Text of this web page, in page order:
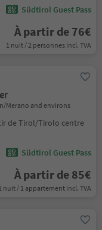
Südtirol Guest Pass
À partir de 76€
1 nuit / 2 personnes incl. TVA
Merano and environs
de Tirol/Tirolo centre
Südtirol Guest Pass
À partir de 85€
nuit / 1 appartement incl. TVA